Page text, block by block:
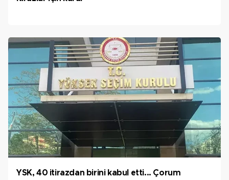
YSK, 40 itirazdan birini kabul etti... Çorum